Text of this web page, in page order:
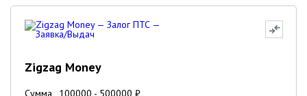
Zigzag Money
Сумма 100000 - 500000 ₽